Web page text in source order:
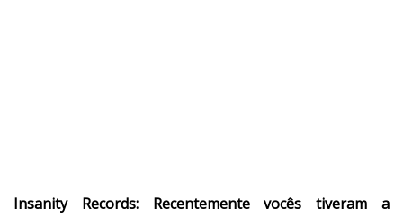
Insanity Records:
Recentemente vocês tiveram a